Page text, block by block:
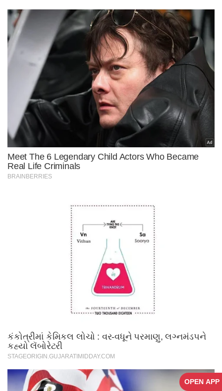
OPEN APP